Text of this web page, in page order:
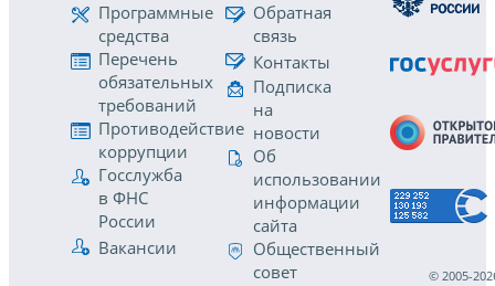
Программные
средства
Перечень
обязательных
требований
Противодействие
коррупции
Госслужба
в ФНС
России
Вакансии
Обратная
связь
Контакты
Подписка
на
новости
Об
использовании
информации
сайта
Общественный
совет
© 2005-